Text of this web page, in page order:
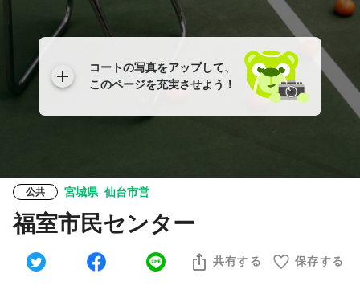
コートの写真をアップして、
このページを充実させよう！
公共 宮城県 仙台市営
福室市民センター
共有する 保存する